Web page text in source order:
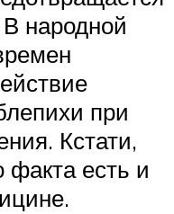
народной
при
Кстати,
факта есть и